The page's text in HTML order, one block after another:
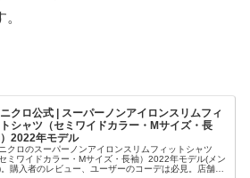
クロ公式 | スーパーノンアイロンスリムフィ
シャツ（セミワイドカラー・Mサイズ・長
2022年モデル
クロのスーパーノンアイロンスリムフィットシャツ
セミワイドカラー・Mサイズ・長袖）2022年モデル(メン
。購入者のレビュー、ユーザーのコーデは必見。店舗在